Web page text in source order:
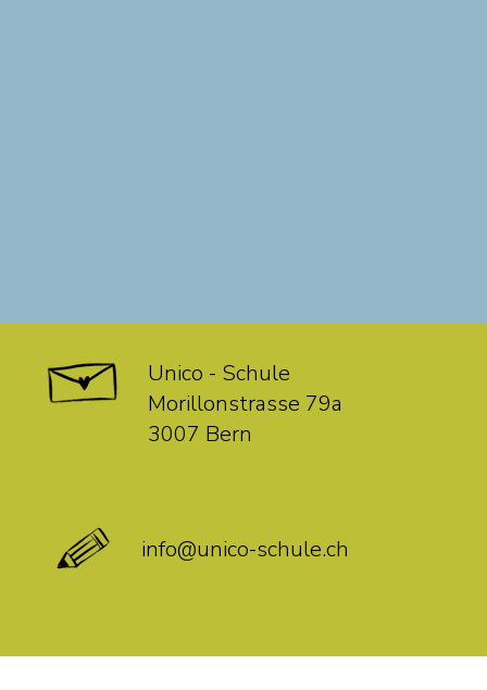
Unico - Schule
Morillonstrasse 79a
3007 Bern
info@unico-schule.ch